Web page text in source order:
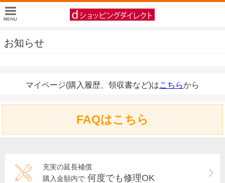
お知らせ
マイページ(購入履歴、領収書など)はこちらから
FAQはこちら
充実の延長補償
購入金額内で 何度でも修理OK